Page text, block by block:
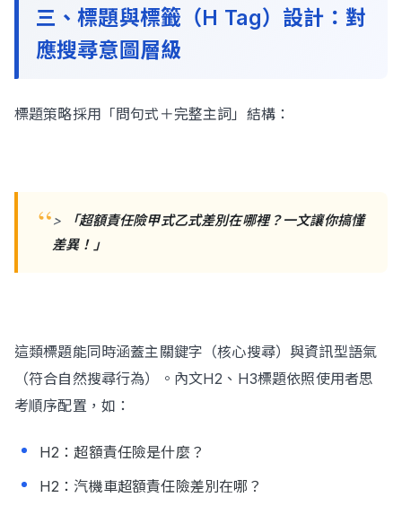
三、標題與標籤（H Tag）設計：對
應搜尋意圖層級
標題策略採用「問句式＋完整主詞」結構：
>
「超額責任險甲式乙式差別在哪裡？一文讓你搞懂
差異！」
這類標題能同時涵蓋主關鍵字（核心搜尋）與資訊型語氣
（符合自然搜尋行為）。內文H2、H3標題依照使用者思
考順序配置，如：
H2：超額責任險是什麼？
H2：汽機車超額責任險差別在哪？